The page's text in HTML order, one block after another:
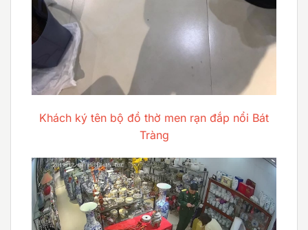
Khách ký tên bộ đồ thờ men rạn đắp nổi Bát
Tràng